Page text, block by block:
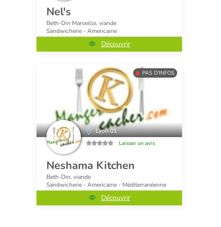
Nel's
Beth-Din Marseille, viande
Sandwicherie - Americaine
Découvrir
PAS D'INFOS
Lyon 01
Laisser un avis
Neshama Kitchen
Beth-Din, viande
Sandwicherie - Americaine - Méditerranéenne
Découvrir